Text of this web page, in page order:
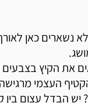
כאן
את הקיץ בצבעים
העצמי מרגישה
יש הבדל עצום